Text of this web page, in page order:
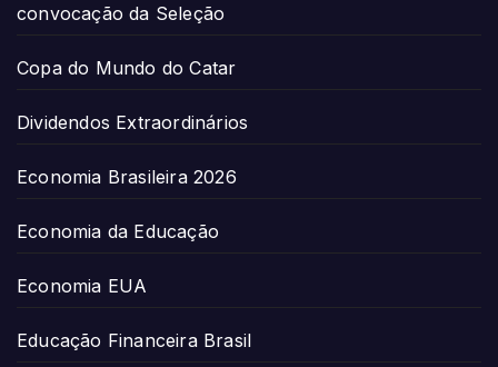
convocação da Seleção
Copa do Mundo do Catar
Dividendos Extraordinários
Economia Brasileira 2026
Economia da Educação
Economia EUA
Educação Financeira Brasil